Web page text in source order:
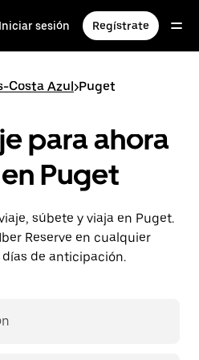
Iniciar sesión Regístrate
Costa Azul>Puget
para ahora
Puget
súbete y viaja en Puget.
Reserve en cualquier
de anticipación.